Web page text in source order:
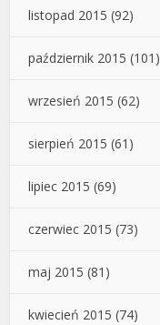
listopad 2015 (92)
październik 2015 (101)
wrzesień 2015 (62)
sierpień 2015 (61)
lipiec 2015 (69)
czerwiec 2015 (73)
maj 2015 (81)
kwiecień 2015 (74)